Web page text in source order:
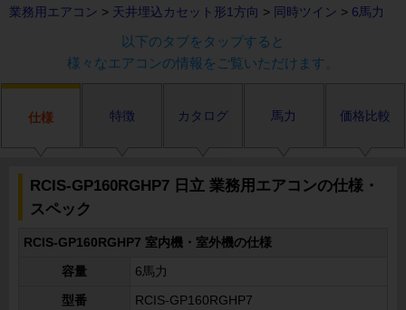
業務用エアコン > 天井埋込カセット形1方向 > 同時ツイン > 6馬力
以下のタブをタップすると
様々なエアコンの情報をご覧いただけます。
仕様 特徴 カタログ 馬力 価格比較
RCIS-GP160RGHP7 日立 業務用エアコンの仕様・
スペック
RCIS-GP160RGHP7 室内機・室外機の仕様
容量 6馬力
型番 RCIS-GP160RGHP7